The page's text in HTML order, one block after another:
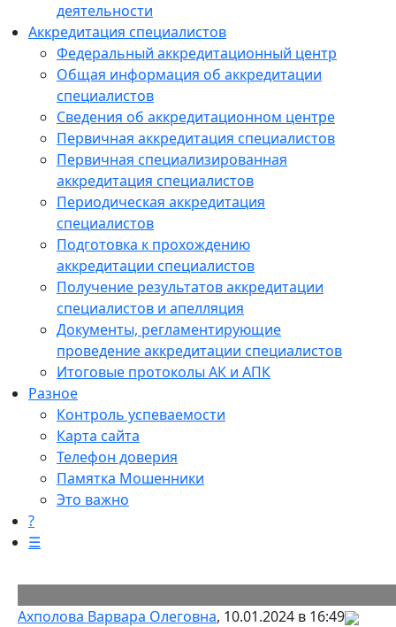
деятельности
Аккредитация специалистов
Федеральный аккредитационный центр
Общая информация об аккредитации
специалистов
Сведения об аккредитационном центре
Первичная аккредитация специалистов
Первичная специализированная
аккредитация специалистов
Периодическая аккредитация
специалистов
Подготовка к прохождению
аккредитации специалистов
Получение результатов аккредитации
специалистов и апелляция
Документы, регламентирующие
проведение аккредитации специалистов
Итоговые протоколы АК и АПК
Разное
Контроль успеваемости
Карта сайта
Телефон доверия
Памятка Мошенники
Это важно
?
☰
Ахполова Варвара Олеговна, 10.01.2024 в 16:49